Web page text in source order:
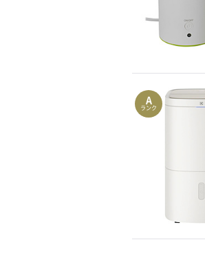
A
ランク